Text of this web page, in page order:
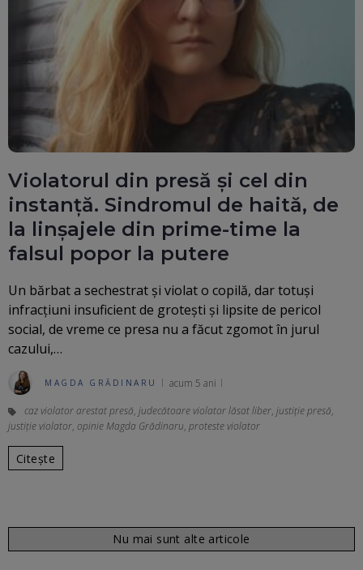
Violatorul din presă și cel din
instanță. Sindromul de haită, de
la linșajele din prime-time la
falsul popor la putere
Un bărbat a sechestrat și violat o copilă, dar totuși
infracțiuni insuficient de grotești și lipsite de pericol
social, de vreme ce presa nu a făcut zgomot în jurul
cazului,…
MAGDA GRĂDINARU acum 5 ani
caz violator arestat presă, judecătoare violator lăsat liber, justiţie presă,
justiţie violator, opinie Magda Grădinaru, proteste violator
Citește
Nu mai sunt alte articole